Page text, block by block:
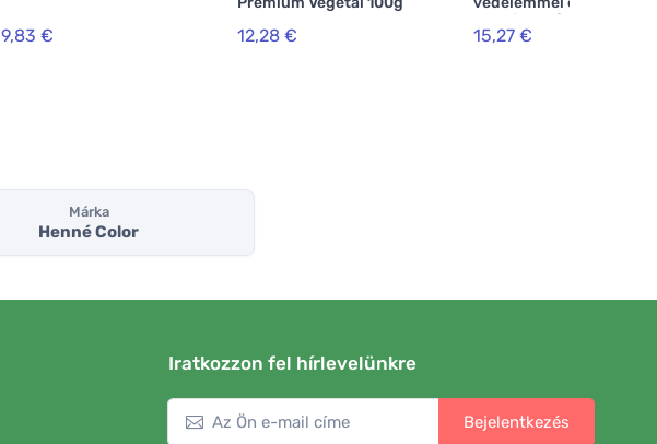
9,83 € 12,28 €
Premium Végétal 100ml
Bordeaux
15,27 €
Márka
Henné Color
Iratkozzon fel hírlevelünkre
Bejelentkezés